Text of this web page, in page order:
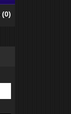
(0)